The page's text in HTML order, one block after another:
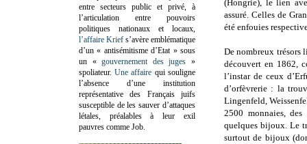
(Hongrie), le lien
assuré. Celles de
été enfouies
De nombreux trésors
découvert en 1862,
l’instar de ceux
d’orfèvrerie : la
Lingenfeld,
2500 monnaies,
quelques bijoux. Le
surtout de bijoux
entre secteurs public et privé, à
l’articulation entre pouvoirs
politiques nationaux et locaux,
l’affaire Krief s’avère emblématique
d’un « antisémitisme d’Etat » sous
un «gouvernement des juges »
spoliateur.Une affaire qui souligne
l’absence d’une institution
représentative des Français juifs
susceptible de les sauver d’attaques
létales, préalables à leur exil
pauvres comme Job.